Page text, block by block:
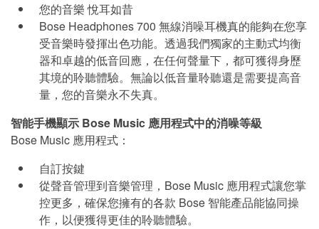
您的音樂 悅耳如昔
Bose Headphones 700 無線消噪耳機真的能夠在您享
受音樂時發揮出色功能。透過我們獨家的主動式均衡
器和卓越的低音回應，在任何聲量下，都可獲得身歷
其境的聆聽體驗。無論以低音量聆聽還是需要提高音
量，您的音樂永不失真。
智能手機顯示 Bose Music 應用程式中的消噪等級
Bose Music 應用程式：
自訂按鍵
從聲音管理到音樂管理，Bose Music 應用程式讓您掌
控更多，確保您擁有的各款 Bose 智能產品能協同操
作，以便獲得更佳的聆聽體驗。